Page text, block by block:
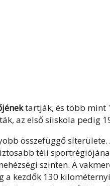
tartják, és több mint
az első síiskola pedig
összefüggő síterülete
téli
szinten. A
kezdők 130